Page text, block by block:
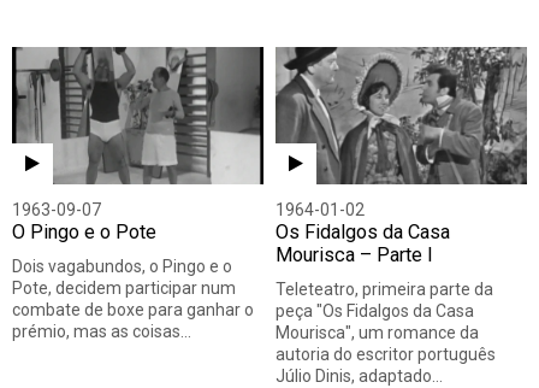
1963-09-07
O Pingo e o Pote
Dois vagabundos, o Pingo e o
Pote, decidem participar num
combate de boxe para ganhar o
prémio, mas as coisas…
1964-01-02
Os Fidalgos da Casa
Mourisca – Parte I
Teleteatro, primeira parte da
peça "Os Fidalgos da Casa
Mourisca", um romance da
autoria do escritor português
Júlio Dinis, adaptado…